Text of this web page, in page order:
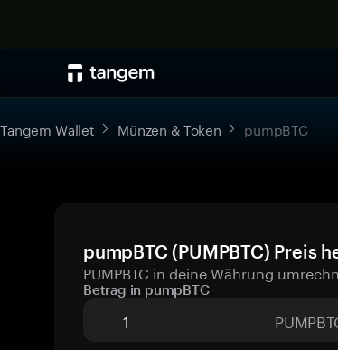
Tangem Wallet Münzen & Token pumpBTC
pumpBTC (PUMPBTC) Preis
PUMPBTC in deine Währung
Betrag in pumpBTC